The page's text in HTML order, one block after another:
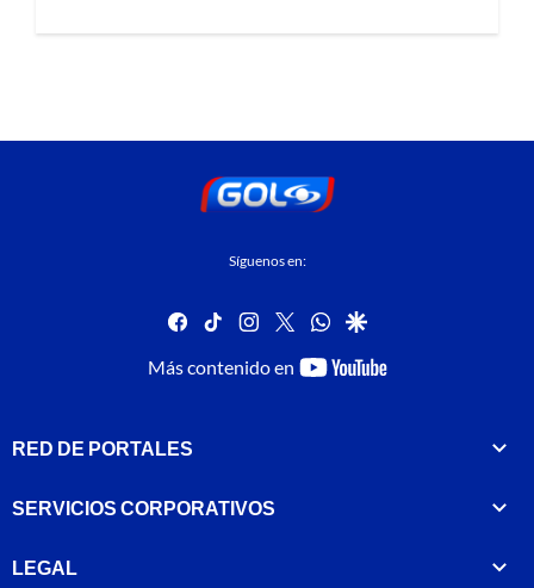
Síguenos en:
facebook
tiktok instagram
twitterwhatsapp
google
Más contenido en
youtube-
RED DE PORTALES
SERVICIOS CORPORATIVOS
LEGAL